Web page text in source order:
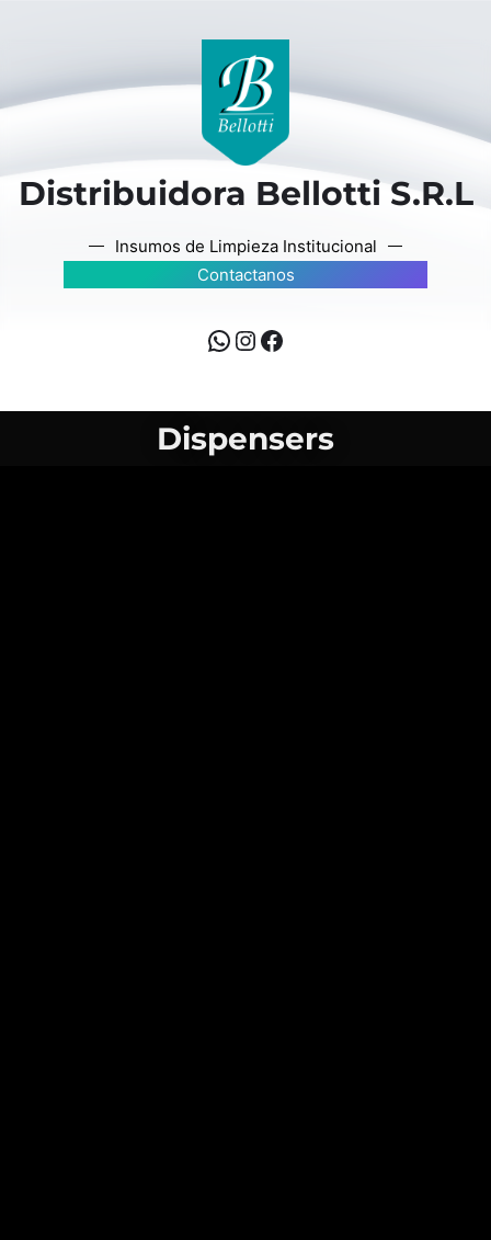
Distribuidora Bellotti S.R.L
Insumos de Limpieza Institucional
Contactanos
Dispensers